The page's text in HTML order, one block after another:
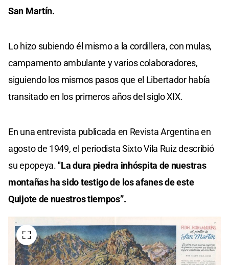
San Martín.
Lo hizo subiendo él mismo a la cordillera, con mulas,
campamento ambulante y varios colaboradores,
siguiendo los mismos pasos que el Libertador había
transitado en los primeros años del siglo XIX.
En una entrevista publicada en Revista Argentina en
agosto de 1949, el periodista Sixto Vila Ruiz describió
su epopeya."La dura piedra inhóspita de nuestras
montañas ha sido testigo de los afanes de este
Quijote de nuestros tiempos”.